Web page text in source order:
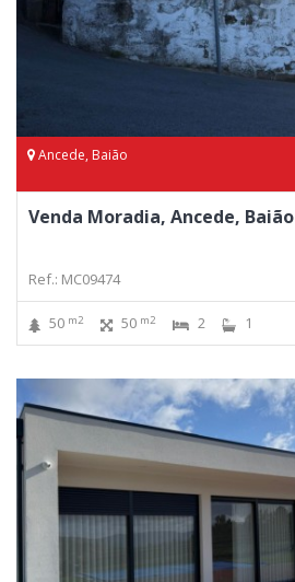
Ancede, Baião
Venda Moradia, Ancede, Baião
Ref.: MC09474
50 m2 50 m2 2 1